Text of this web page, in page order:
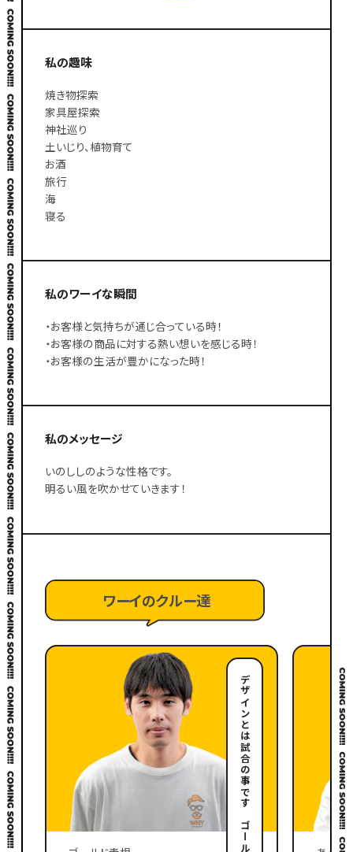
私の趣味
焼き物探索
家具屋探索
神社巡り
土いじり、植物育て
お酒
旅行
海
寝る
私のワーイな瞬間
・お客様と気持ちが通じ合っている時！
・お客様の商品に対する熱い想いを感じる時！
・お客様の生活が豊かになった時！
私のメッセージ
いのししのような性格です。
明るい風を吹かせていきます！
ワーイのクルー達
デザインとは試合の事です ゴールド素根